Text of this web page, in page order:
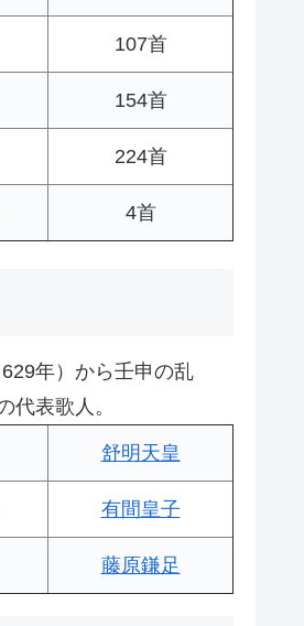
107首
154首
224首
4首
年）から壬申の乱
代表歌人。
舒明天皇
有間皇子
藤原鎌足